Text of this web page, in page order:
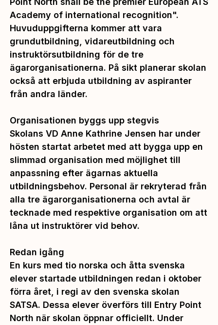
Academy of international recognition".
Huvuduppgifterna kommer att vara
grundutbildning, vidareutbildning och
instruktörsutbildning för de tre
ägarorganisationerna. På sikt planerar skolan
också att erbjuda utbildning av aspiranter
från andra länder.
Organisationen byggs upp stegvis
Skolans VD Anne Kathrine Jensen har under
hösten startat arbetet med att bygga upp en
slimmad organisation med möjlighet till
anpassning efter ägarnas aktuella
utbildningsbehov. Personal är rekryterad från
alla tre ägarorganisationerna och avtal är
tecknade med respektive organisation om att
låna ut instruktörer vid behov.
Redan igång
En kurs med tio norska och åtta svenska
elever startade utbildningen redan i oktober
förra året, i regi av den svenska skolan
SATSA. Dessa elever överförs till Entry Point
North när skolan öppnar officiellt. Under